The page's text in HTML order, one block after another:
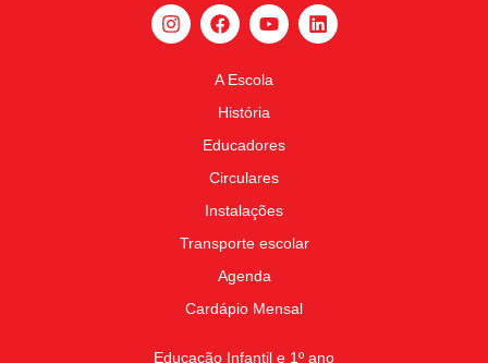
A Escola
História
Educadores
Circulares
Instalações
Transporte escolar
Agenda
Cardápio Mensal
Educação Infantil e 1º ano